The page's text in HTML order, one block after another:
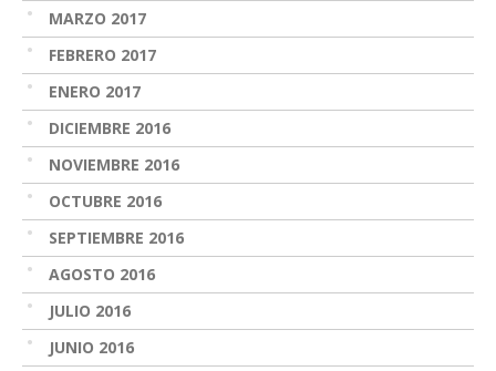
MARZO 2017
FEBRERO 2017
ENERO 2017
DICIEMBRE 2016
NOVIEMBRE 2016
OCTUBRE 2016
SEPTIEMBRE 2016
AGOSTO 2016
JULIO 2016
JUNIO 2016